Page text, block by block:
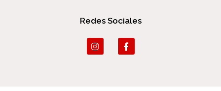
Redes Sociales